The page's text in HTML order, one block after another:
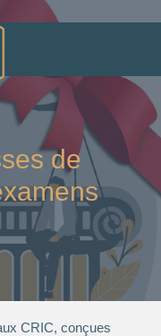
de
CRIC, conçues